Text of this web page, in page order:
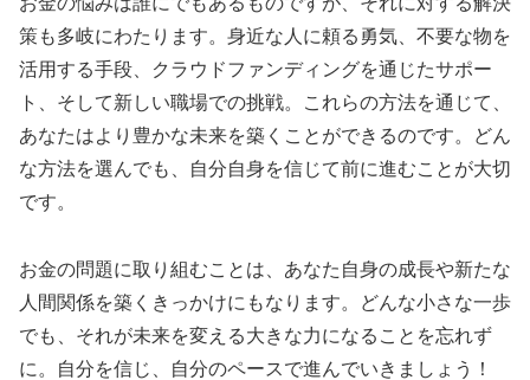
策も多岐にわたります。身近な人に頼る勇気、不要な物を
活用する手段、クラウドファンディングを通じたサポー
ト、そして新しい職場での挑戦。これらの方法を通じて、
あなたはより豊かな未来を築くことができるのです。どん
な方法を選んでも、自分自身を信じて前に進むことが大切
です。
お金の問題に取り組むことは、あなた自身の成長や新たな
人間関係を築くきっかけにもなります。どんな小さな一歩
でも、それが未来を変える大きな力になることを忘れず
に。自分を信じ、自分のペースで進んでいきましょう！